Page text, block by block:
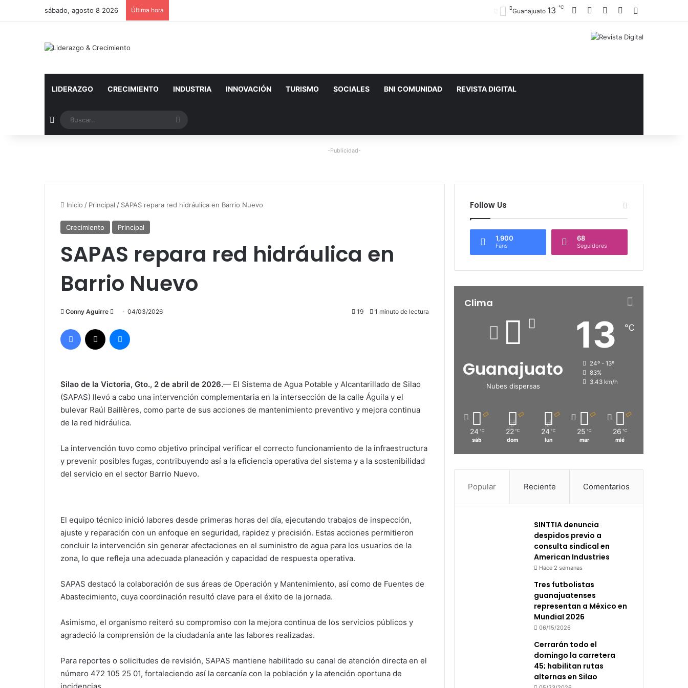
sábado, agosto 8 2026 Última hora Guanajuato 13 ℃ Facebook YouTubeInstagram
LIDERAZGO CRECIMIENTO INDUSTRIA INNOVACIÓN TURISMO SOCIALES BNI COMUNIDAD REVISTA DIGITAL
Artículo aleatorio Buscar..
-Publicidad-
Inicio / Principal / SAPAS repara red hidráulica en Barrio Nuevo
Crecimiento Principal
SAPAS repara red hidráulica en
Barrio Nuevo
Conny Aguirre
Send
email
04/03/2026 19 1 minuto de lectura
Facebook
Silao de la Victoria, Gto., 2 de abril de 2026.— El Sistema de Agua Potable y Alcantarillado de Silao
(SAPAS) llevó a cabo una intervención complementaria en la intersección de la calle Águila y el
bulevar Raúl Baillères, como parte de sus acciones de mantenimiento preventivo y mejora continua
de la red hidráulica.
La intervención tuvo como objetivo principal verificar el correcto funcionamiento de la infraestructura
y prevenir posibles fugas, contribuyendo así a la eficiencia operativa del sistema y a la sostenibilidad
del servicio en el sector Barrio Nuevo.
El equipo técnico inició labores desde primeras horas del día, ejecutando trabajos de inspección,
ajuste y reparación con un enfoque en seguridad, rapidez y precisión. Estas acciones permitieron
concluir la intervención sin generar afectaciones en el suministro de agua para los usuarios de la
zona, lo que refleja una adecuada planeación y capacidad de respuesta operativa.
SAPAS destacó la colaboración de sus áreas de Operación y Mantenimiento, así como de Fuentes de
Abastecimiento, cuya coordinación resultó clave para el éxito de la jornada.
Asimismo, el organismo reiteró su compromiso con la mejora continua de los servicios públicos y
agradeció la comprensión de la ciudadanía ante las labores realizadas.
Para reportes o solicitudes de revisión, SAPAS mantiene habilitado su canal de atención directa en el
número 472 105 25 01, fortaleciendo así la cercanía con la población y la atención oportuna de
Follow Us
1,900
Fans
68
Seguidores
Clima
Guanajuato
Nubes dispersas
13 ℃
24º - 13º
83%
3.43 km/h
24 ℃
sáb
22 ℃
dom
24 ℃
lun
25 ℃
mar
26 ℃
mié
Popular Reciente Comentarios
SINTTIA denuncia
despidos previo a
consulta sindical en
American Industries
Hace 2 semanas
Tres futbolistas
guanajuatenses
representan a México en
Mundial 2026
06/15/2026
Cerrarán todo el
domingo la carretera
45; habilitan rutas
alternas en Silao